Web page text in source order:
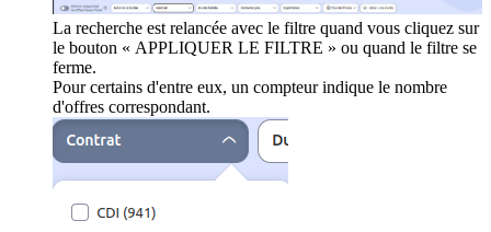
La recherche est relancée avec le filtre quand vous cliquez sur
le bouton « APPLIQUER LE FILTRE » ou quand le filtre se
ferme.
Pour certains d'entre eux, un compteur indique le nombre
d'offres correspondant.